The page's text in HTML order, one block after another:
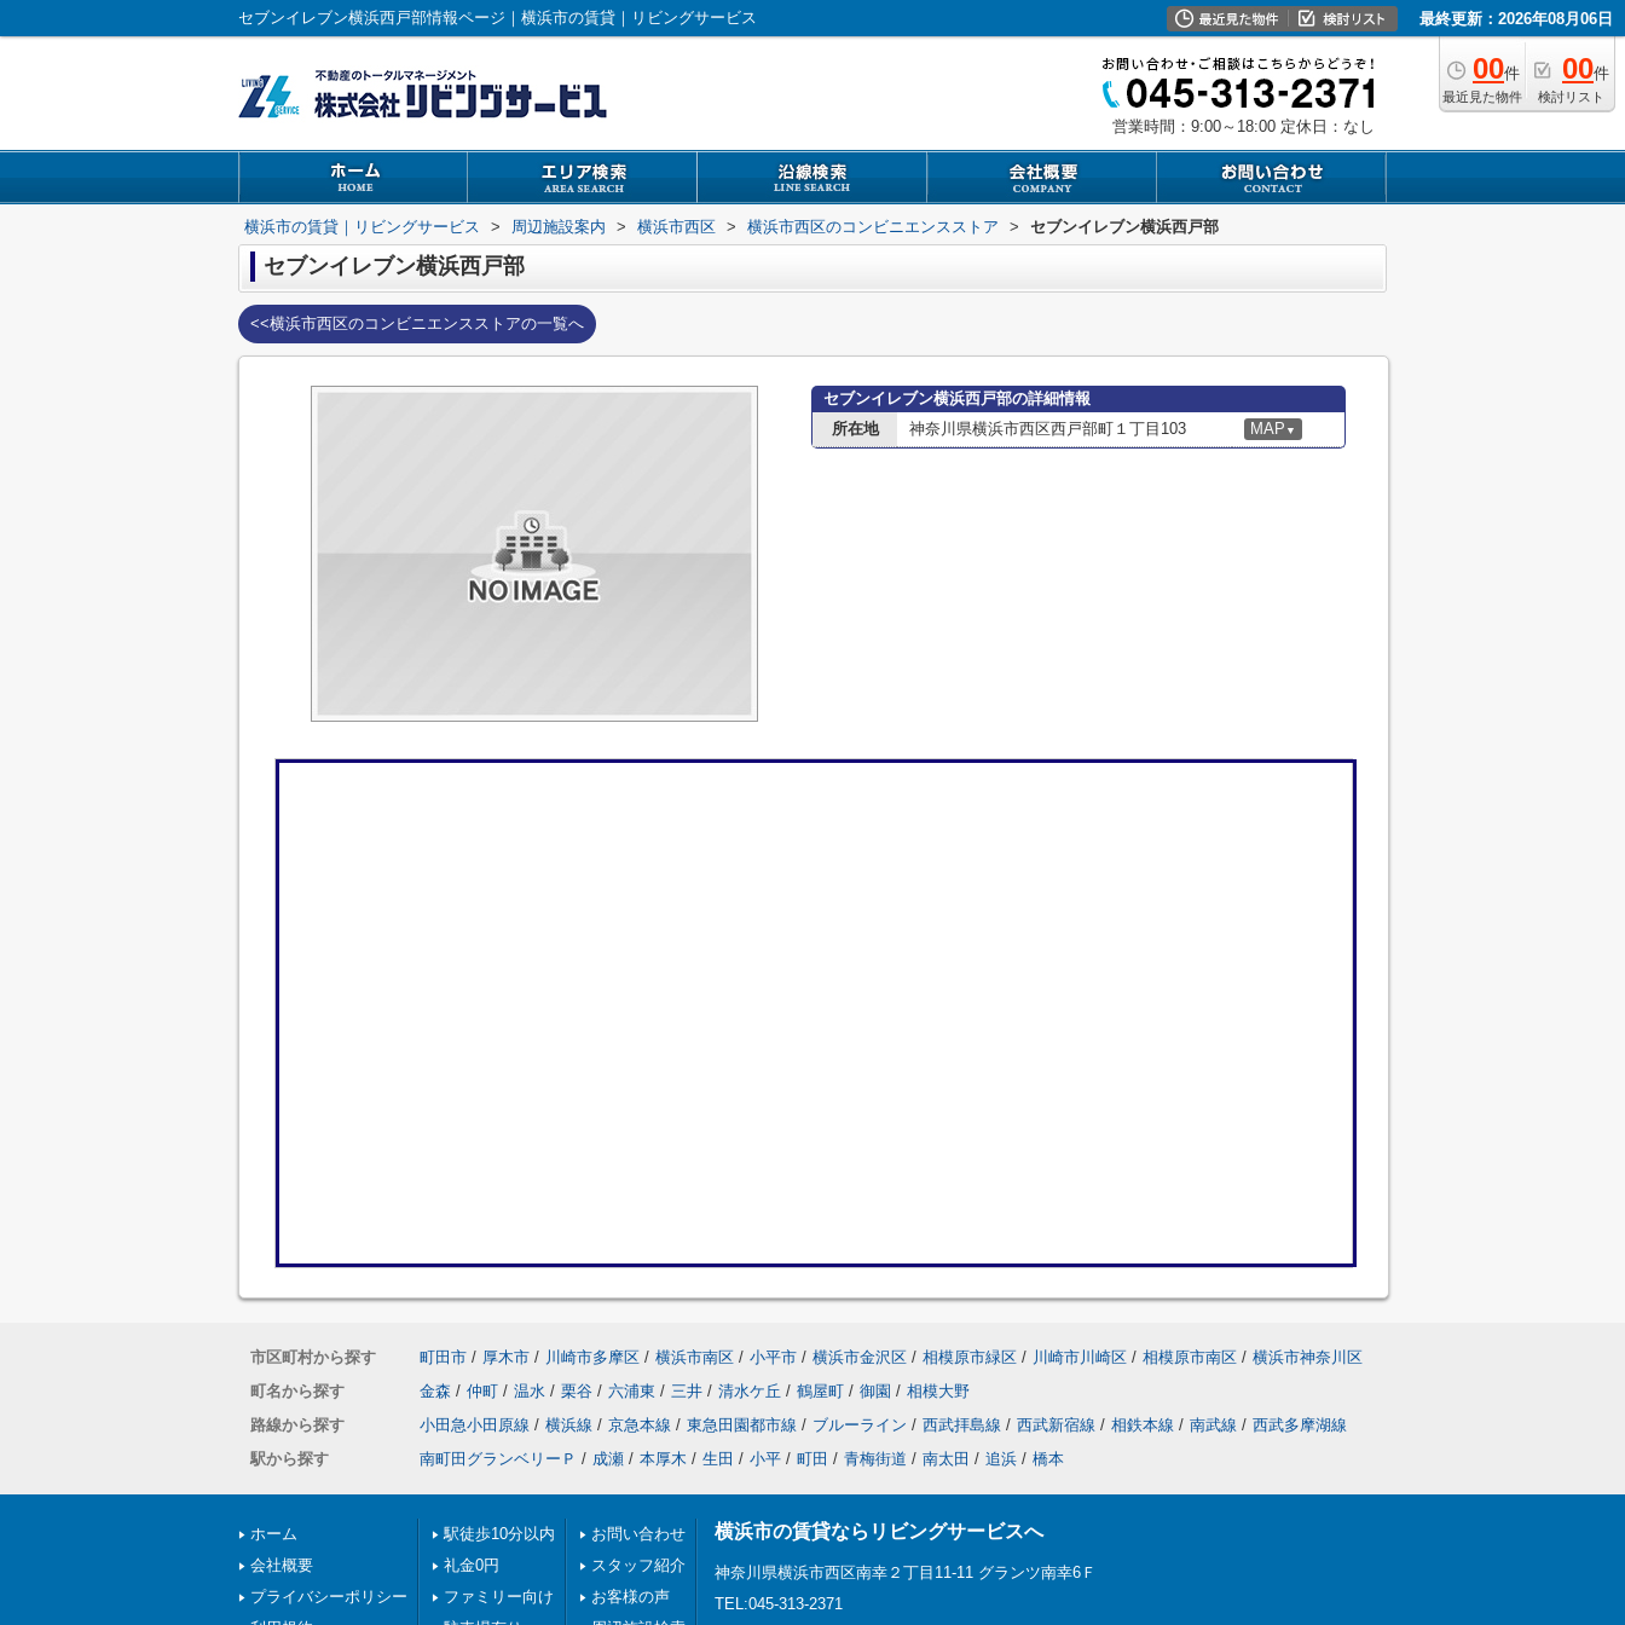
セブンイレブン横浜西戸部情報ページ｜横浜市の賃貸｜リビングサービス 最終更新：2026年08月06日
00件
最近見た物件
00件
検討リスト
営業時間：9:00～18:00 定休日：なし
横浜市の賃貸｜リビングサービス > 周辺施設案内 > 横浜市西区 > 横浜市西区のコンビニエンスストア > セブンイレブン横浜西戸部
セブンイレブン横浜西戸部
<<横浜市西区のコンビニエンスストアの一覧へ
セブンイレブン横浜西戸部の詳細情報
所在地
神奈川県横浜市西区西戸部町１丁目103 MAP ▼
市区町村から探す 町田市 / 厚木市 / 川崎市多摩区 / 横浜市南区 / 小平市 / 横浜市金沢区 / 相模原市緑区 / 川崎市川崎区 / 相模原市南区 / 横浜市神奈川区
町名から探す
金森 / 仲町 / 温水 / 栗谷 / 六浦東 / 三井 / 清水ケ丘 / 鶴屋町 / 御園 / 相模大野
路線から探す
小田急小田原線 / 横浜線 / 京急本線 / 東急田園都市線 / ブルーライン / 西武拝島線 / 西武新宿線 / 相鉄本線 / 南武線 / 西武多摩湖線
駅から探す
南町田グランベリーＰ / 成瀬 / 本厚木 / 生田 / 小平 / 町田 / 青梅街道 / 南太田 / 追浜 / 橋本
ホーム
会社概要
プライバシーポリシー
駅徒歩10分以内
礼金0円
ファミリー向け
お問い合わせ
スタッフ紹介
お客様の声
横浜市の賃貸ならリビングサービスへ
神奈川県横浜市西区南幸２丁目11-11 グランツ南幸6Ｆ
TEL:045-313-2371